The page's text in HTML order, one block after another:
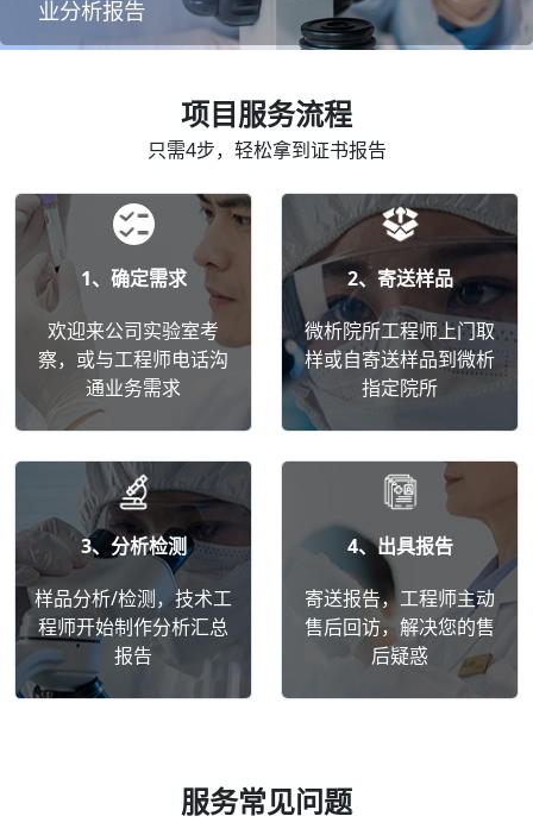
业分析报告
项目服务流程
只需4步，轻松拿到证书报告
1、确定需求
欢迎来公司实验室考
察，或与工程师电话沟
通业务需求
2、寄送样品
微析院所工程师上门取
样或自寄送样品到微析
指定院所
3、分析检测
样品分析/检测，技术工
程师开始制作分析汇总
报告
4、出具报告
寄送报告，工程师主动
售后回访，解决您的售
后疑惑
服务常见问题